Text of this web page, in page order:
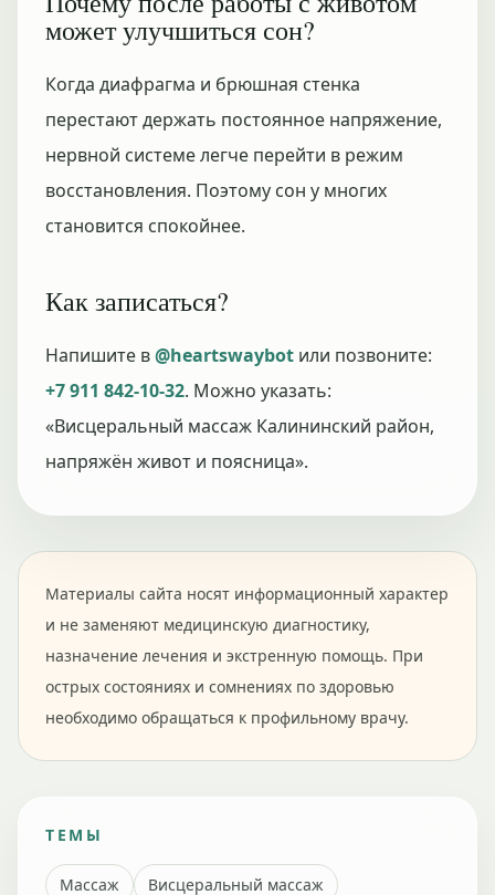
может улучшиться сон?
Когда диафрагма и брюшная стенка
перестают держать постоянное напряжение,
нервной системе легче перейти в режим
восстановления. Поэтому сон у многих
становится спокойнее.
Как записаться?
Напишите в@heartswaybot или позвоните:
+7 911 842-10-32. Можно указать:
«Висцеральный массаж Калининский район,
напряжён живот и поясница».
Материалы сайта носят информационный характер
и не заменяют медицинскую диагностику,
назначение лечения и экстренную помощь. При
острых состояниях и сомнениях по здоровью
необходимо обращаться к профильному врачу.
ТЕМЫ
Массаж
Висцеральный массаж